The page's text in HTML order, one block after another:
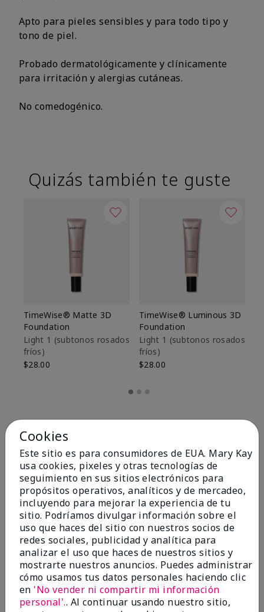
Apto para pieles sensibles y para todo tipo y
tono de piel.
Probado dermatológicamente y clínicamente
para irritación y alergias cutáneas.
No comedogénico.
Quizás también te guste
TimeWise® Matte 3D
Foundation
Light 1​ (subtonos rosados
fríos)
$28.00
TimeWise® Luminous 3D
Foundation
Light 1​ (subtonos rosados
fríos)
$28.00
OPINIONES
4.8
Cookies
Este sitio es para consumidores de EUA. Mary Kay
usa cookies, pixeles y otras tecnologías de
seguimiento en sus sitios electrónicos para
propósitos operativos, analíticos y de mercadeo,
incluyendo para mejorar la experiencia de tu
sitio. Podríamos divulgar información sobre el
uso que haces del sitio con nuestros socios de
redes sociales, publicidad y analítica para
analizar el uso que haces de nuestros sitios y
mostrarte nuestros anuncios. Puedes administrar
cómo usamos tus datos personales haciendo clic
en 'No vender ni compartir mi información
personal'.. Al continuar usando nuestro sitio,